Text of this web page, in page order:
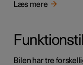
Læs mere
Bilen har tre